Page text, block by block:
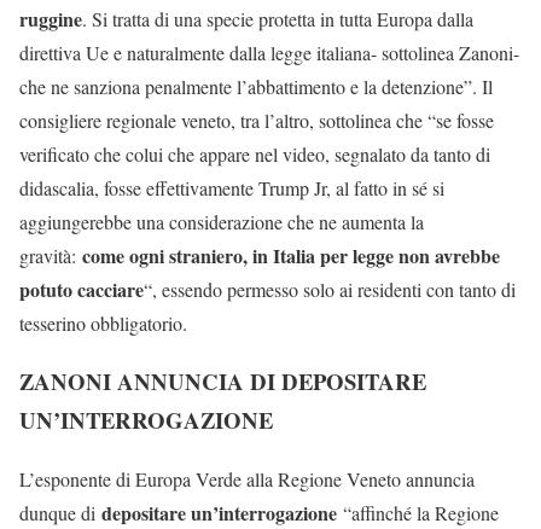
ruggine. Si tratta di una specie protetta in tutta Europa dalla
direttiva Ue e naturalmente dalla legge italiana- sottolinea Zanoni-
che ne sanziona penalmente l’abbattimento e la detenzione”. Il
consigliere regionale veneto, tra l’altro, sottolinea che “se fosse
verificato che colui che appare nel video, segnalato da tanto di
didascalia, fosse effettivamente Trump Jr, al fatto in sé si
aggiungerebbe una considerazione che ne aumenta la
gravità: come ogni straniero, in Italia per legge non avrebbe
potuto cacciare“, essendo permesso solo ai residenti con tanto di
tesserino obbligatorio.
ZANONI ANNUNCIA DI DEPOSITARE
UN’INTERROGAZIONE
L’esponente di Europa Verde alla Regione Veneto annuncia
dunque di depositare un’interrogazione “affinché la Regione